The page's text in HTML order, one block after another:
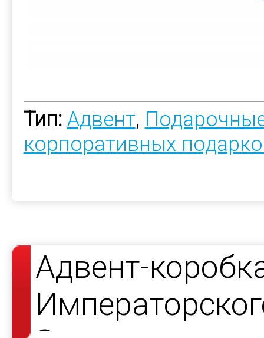
Тип: Адвент,
корпоративных
Адвент-